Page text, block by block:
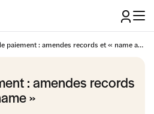
Retards de paiement : amendes records et « name and shame »
: amendes records
»